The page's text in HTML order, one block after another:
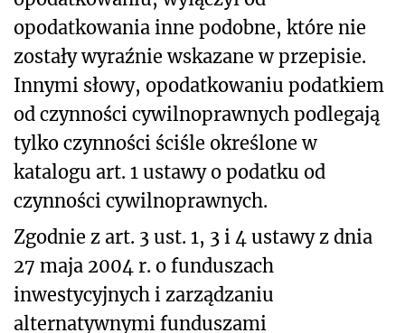
opodatkowania inne podobne, które nie
zostały wyraźnie wskazane w przepisie.
Innymi słowy, opodatkowaniu podatkiem
od czynności cywilnoprawnych podlegają
tylko czynności ściśle określone w
katalogu art. 1 ustawy o podatku od
czynności cywilnoprawnych.
Zgodnie z art. 3 ust. 1, 3 i 4 ustawy z dnia
27 maja 2004 r. o funduszach
inwestycyjnych i zarządzaniu
alternatywnymi funduszami